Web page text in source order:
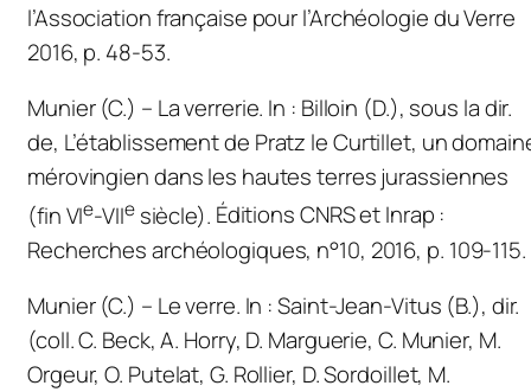
l’Association française pour l’Archéologie du Verre
2016, p. 48-53.
Munier (C.) – La verrerie. In : Billoin (D.), sous la dir.
de, L’établissement de Pratz le Curtillet, un
mérovingien dans les hautes terres jurassiennes
(fin VIe-VIIesiècle). Éditions CNRS et Inrap :
Recherches archéologiques, n°10, 2016, p. 109-115.
Munier (C.) – Le verre. In : Saint-Jean-Vitus (B.), dir.
(coll. C. Beck, A. Horry, D. Marguerie, C. Munier, M.
Orgeur, O. Putelat, G. Rollier, D. Sordoillet, M.